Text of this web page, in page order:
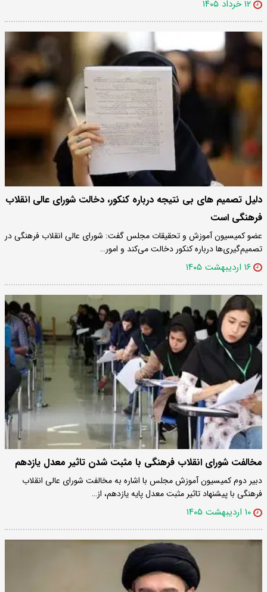
۱۲ خرداد ۱۴۰۵
دلیل تصمیم های بی نتیجه درباره کنکور، دخالت شورای عالی انقلاب
فرهنگی است
عضو کمیسیون آموزش و تحقیقات مجلس گفت: شورای عالی انقلاب فرهنگی در
تصمیم‌گیری‌ها درباره کنکور دخالت می‌کند و امور…
۱۶ اردیبهشت ۱۴۰۵
مخالفت شورای انقلاب فرهنگی با مثبت شدن تاثیر معدل یازدهم
دبیر دوم کمیسیون آموزش مجلس با اشاره به مخالفت شورای عالی انقلاب
فرهنگی با پیشنهاد تاثیر مثبت معدل پایه یازدهم، از…
۱۰ اردیبهشت ۱۴۰۵